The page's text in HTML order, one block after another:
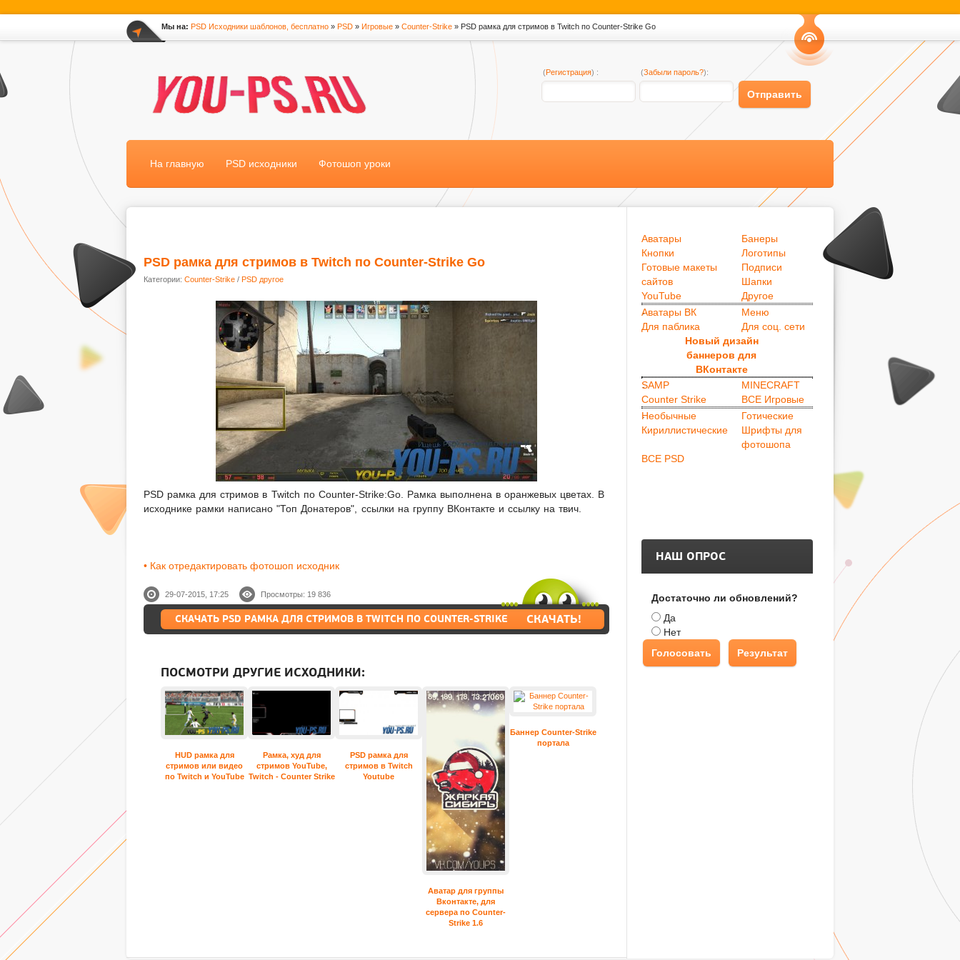
RSS
Мы на: PSD Исходники шаблонов, бесплатно » PSD » Игровые » Counter-Strike » PSD рамка для стримов в Twitch по Counter-Strike Go
(Регистрация) : (Забыли пароль?):
Отправить
На главную PSD исходники Фотошоп уроки
PSD рамка для стримов в Twitch по Counter-Strike Go
Категории: Counter-Strike / PSD другое
PSD рамка для стримов в Twitch по Counter-Strike:Go. Рамка выполнена в оранжевых цветах. В
исходнике рамки написано "Топ Донатеров", ссылки на группу ВКонтакте и ссылку на твич.
• Как отредактировать фотошоп исходник
29-07-2015, 17:25 Просмотры: 19 836
СКАЧАТЬ PSD РАМКА ДЛЯ СТРИМОВ В TWITCH ПО COUNTER-STRIKE
СКАЧАТЬ!
(0_0)
ПОСМОТРИ ДРУГИЕ ИСХОДНИКИ:
HUD рамка для
стримов или видео
по Twitch и YouTube
Рамка, худ для
стримов YouTube,
Twitch - Counter Strike
PSD рамка для
стримов в Twitch
Youtube
Аватар для группы
Вконтакте, для
сервера по Counter-
Strike 1.6
Баннер Counter-Strike
портала
Аватары
Банеры
Кнопки
Логотипы
Готовые макеты
сайтов
Подписи
Шапки
YouTube
Другое
.
Аватары ВК
Меню
Для паблика
Для соц. сети
Новый дизайн
баннеров для
ВКонтакте
.
SAMP
MINECRAFT
Counter Strike
ВСЕ Игровые
.Необычные
Готические
Кириллистические
Шрифты для
фотошопа
ВСЕ PSD
НАШ ОПРОС
Достаточно ли обновлений?
Да
Нет
Голосовать
Результат